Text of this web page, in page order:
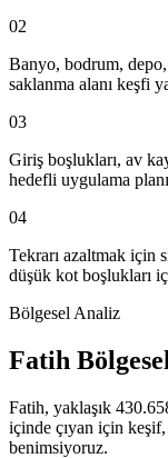
02
Banyo, bodrum,
saklanma alanı keşfi
03
Giriş boşlukları, av
hedefli uygulama
04
Tekrarı azaltmak için
düşük kot boşlukları
Bölgesel Analiz
Fatih
Fatih, yaklaşık
içinde çıyan için keşif,
benimsiyoruz.